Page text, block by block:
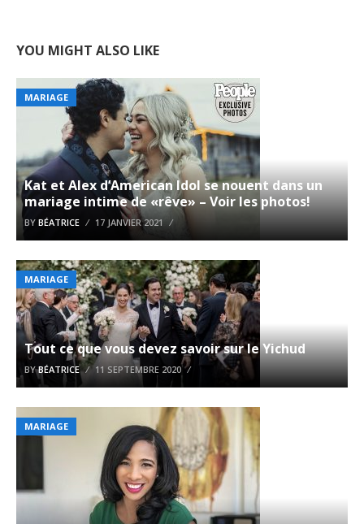
YOU MIGHT ALSO LIKE
MARIAGE
Kat et Alex d’American Idol se nouent dans un
mariage intime de «rêve» – Voir les photos!
BY BÉATRICE 17 JANVIER 2021
MARIAGE
Tout ce que vous devez savoir sur le Yichud
BYBÉATRICE 11 SEPTEMBRE 2020
MARIAGE